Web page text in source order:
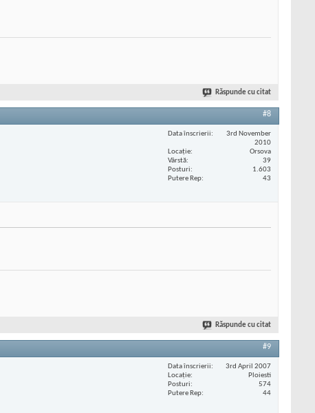
Răspunde cu citat
#8
Data înscrierii
3rd November
2010
Locaţie
Orsova
Vârstă
39
Posturi
1.603
Putere Rep
43
Răspunde cu citat
#9
Data înscrierii
3rd April 2007
Locaţie
Ploiesti
Posturi
574
Putere Rep
44